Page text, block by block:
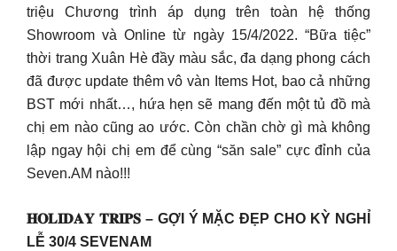
triệu Chương trình áp dụng trên toàn hệ thống
Showroom và Online từ ngày 15/4/2022. “Bữa tiệc”
thời trang Xuân Hè đầy màu sắc, đa dạng phong cách
đã được update thêm vô vàn Items Hot, bao cả những
BST mới nhất…, hứa hẹn sẽ mang đến một tủ đồ mà
chị em nào cũng ao ước. Còn chần chờ gì mà không
lập ngay hội chị em để cùng “săn sale” cực đỉnh của
Seven.AM nào!!!
𝐇𝐎𝐋𝐈𝐃𝐀𝐘 𝐓𝐑𝐈𝐏𝐒 – GỢI Ý MẶC ĐẸP CHO KỲ NGHỈ
LỄ 30/4 SEVENAM